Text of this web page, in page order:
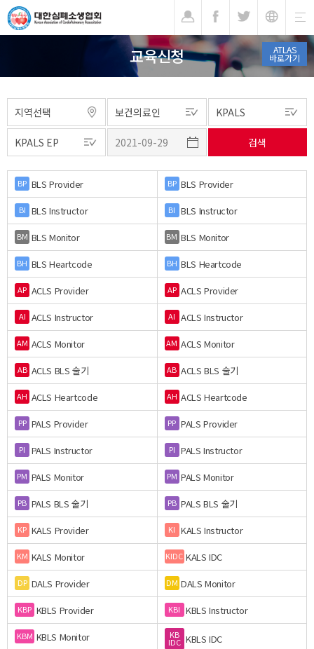
ATLAS
바로가기
교육신청
BP BLS Provider BP BLS Provider
BI BLS Instructor BI BLS Instructor
BM BLS Monitor BM BLS Monitor
BH BLS Heartcode BH BLS Heartcode
AP ACLS Provider AP ACLS Provider
AI ACLS Instructor AI ACLS Instructor
AM ACLS Monitor AM ACLS Monitor
AB ACLS BLS 술기 AB ACLS BLS 술기
AH ACLS Heartcode AH ACLS Heartcode
PP PALS Provider PP PALS Provider
PI PALS Instructor PI PALS Instructor
PM PALS Monitor PM PALS Monitor
PB PALS BLS 술기 PB PALS BLS 술기
KP KALS Provider KI KALS Instructor
KM KALS Monitor KIDC KALS IDC
DP DALS Provider DM DALS Monitor
KBP KBLS Provider KBI KBLS Instructor
KBM KBLS Monitor KB
IDC KBLS IDC